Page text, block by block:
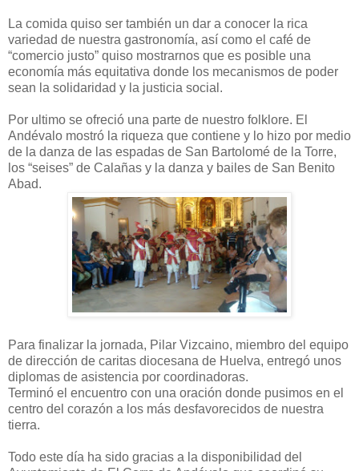
La comida quiso ser también un dar a conocer la rica
variedad de nuestra gastronomía, así como el café de
“comercio justo” quiso mostrarnos que es posible una
economía más equitativa donde los mecanismos de poder
sean la solidaridad y la justicia social.
Por ultimo se ofreció una parte de nuestro folklore. El
Andévalo mostró la riqueza que contiene y lo hizo por medio
de la danza de las espadas de San Bartolomé de la Torre,
los “seises” de Calañas y la danza y bailes de San Benito
Abad.
Para finalizar la jornada, Pilar Vizcaino, miembro del equipo
de dirección de caritas diocesana de Huelva, entregó unos
diplomas de asistencia por coordinadoras.
Terminó el encuentro con una oración donde pusimos en el
centro del corazón a los más desfavorecidos de nuestra
tierra.
Todo este día ha sido gracias a la disponibilidad del